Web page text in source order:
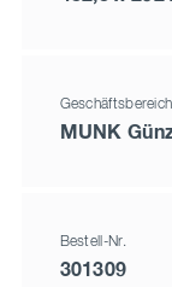
Geschäftsbereich
MUNK
Bestell-Nr.
301309